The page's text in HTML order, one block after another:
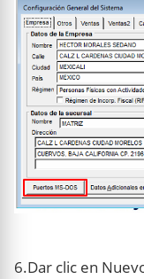
6.Dar clic en